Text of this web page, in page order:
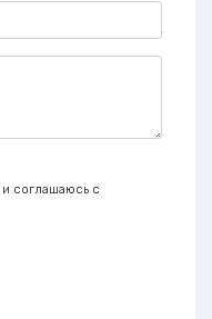
и соглашаюсь с